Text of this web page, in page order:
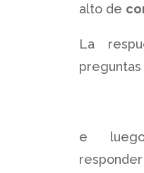
alto de
La
preguntas
e